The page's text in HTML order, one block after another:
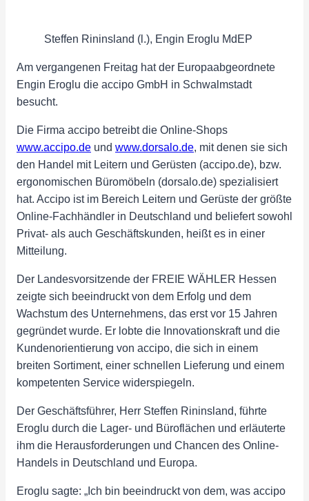
Steffen Rininsland (l.), Engin Eroglu MdEP
Am vergangenen Freitag hat der Europaabgeordnete
Engin Eroglu die accipo GmbH in Schwalmstadt
besucht.
Die Firma accipo betreibt die Online-Shops
www.accipo.de und www.dorsalo.de, mit denen sie sich
den Handel mit Leitern und Gerüsten (accipo.de), bzw.
ergonomischen Büromöbeln (dorsalo.de) spezialisiert
hat. Accipo ist im Bereich Leitern und Gerüste der größte
Online-Fachhändler in Deutschland und beliefert sowohl
Privat- als auch Geschäftskunden, heißt es in einer
Mitteilung.
Der Landesvorsitzende der FREIE WÄHLER Hessen
zeigte sich beeindruckt von dem Erfolg und dem
Wachstum des Unternehmens, das erst vor 15 Jahren
gegründet wurde. Er lobte die Innovationskraft und die
Kundenorientierung von accipo, die sich in einem
breiten Sortiment, einer schnellen Lieferung und einem
kompetenten Service widerspiegeln.
Der Geschäftsführer, Herr Steffen Rininsland, führte
Eroglu durch die Lager- und Büroflächen und erläuterte
ihm die Herausforderungen und Chancen des Online-
Handels in Deutschland und Europa.
Eroglu sagte: „Ich bin beeindruckt von dem, was accipo